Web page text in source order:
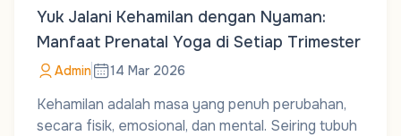
Yuk Jalani Kehamilan dengan Nyaman:
Manfaat Prenatal Yoga di Setiap Trimester
Admin 14 Mar 2026
Kehamilan adalah masa yang penuh perubahan,
secara fisik, emosional, dan mental. Seiring tubuh